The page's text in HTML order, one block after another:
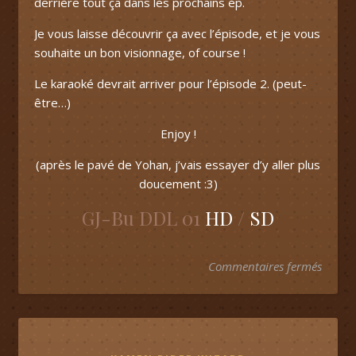
Je vous laisse découvrir ça avec l’épisode, et je vous
souhaite un bon visionnage, of course !
Le karaoké devrait arriver pour l’épisode 2. (peut-
être…)
Enjoy !
(après le pavé de Yohan, j’vais essayer d’y aller plus
doucement :3)
GJ-Bu DDL 01 HD / SD
Commentaires ferméssur